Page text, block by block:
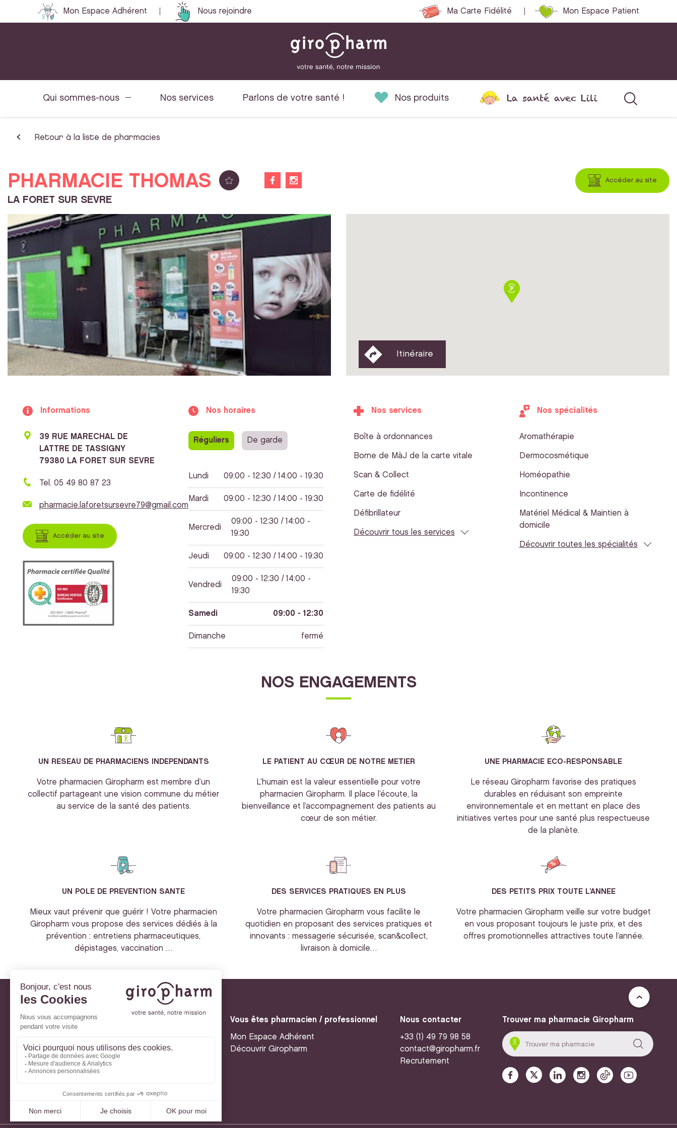
Mon Espace Adhérent Nous rejoindre Ma Carte Fidélité Mon Espace Patient
Qui sommes-nous Nos services Parlons de votre santé ! Nos produits La santé avec Lili
Retour à la liste de pharmacies
PHARMACIE THOMAS
LA FORET SUR SEVRE
Accéder au site
Itinéraire
Informations
39 RUE MARECHAL DE
LATTRE DE TASSIGNY
79380 LA FORET SUR SEVRE
Tel. 05 49 80 87 23
pharmacie.laforetsursevre79@gmail.com
Accéder au site
Nos horaires
Réguliers De garde
Lundi 09:00 - 12:30 / 14:00 - 19:30
Mardi 09:00 - 12:30 / 14:00 - 19:30
Mercredi
09:00 - 12:30 / 14:00 -
19:30
Jeudi 09:00 - 12:30 / 14:00 - 19:30
Vendredi
09:00 - 12:30 / 14:00 -
19:30
Samedi 09:00 - 12:30
Dimanche fermé
Nos services
Boîte à ordonnances
Borne de MàJ de la carte vitale
Scan & Collect
Carte de fidélité
Défibrillateur
Découvrir tous les services
Nos spécialités
Aromathérapie
Dermocosmétique
Homéopathie
Incontinence
Matériel Médical & Maintien à
domicile
Découvrir toutes les spécialités
NOS ENGAGEMENTS
UN RESEAU DE PHARMACIENS INDEPENDANTS
Votre pharmacien Giropharm est membre d’un
collectif partageant une vision commune du métier
au service de la santé des patients.
LE PATIENT AU CŒUR DE NOTRE METIER
L’humain est la valeur essentielle pour votre
pharmacien Giropharm. Il place l’écoute, la
bienveillance et l’accompagnement des patients au
cœur de son métier.
UNE PHARMACIE ECO-RESPONSABLE
Le réseau Giropharm favorise des pratiques
durables en réduisant son empreinte
environnementale et en mettant en place des
initiatives vertes pour une santé plus respectueuse
de la planète.
UN POLE DE PREVENTION SANTE
Mieux vaut prévenir que guérir ! Votre pharmacien
Giropharm vous propose des services dédiés à la
prévention : entretiens pharmaceutiques,
dépistages, vaccination …
DES SERVICES PRATIQUES EN PLUS
Votre pharmacien Giropharm vous facilite le
quotidien en proposant des services pratiques et
innovants : messagerie sécurisée, scan&collect,
livraison à domicile…
DES PETITS PRIX TOUTE L’ANNEE
Votre pharmacien Giropharm veille sur votre budget
en vous proposant toujours le juste prix, et des
offres promotionnelles attractives toute l’année.
À votre service
Mon Espace Patient
Vous êtes pharmacien / professionnel
Mon Espace Adhérent
Découvrir Giropharm
Nous contacter
+33 (1) 49 79 98 58
contact@giropharm.fr
Recrutement
Trouver ma pharmacie Giropharm